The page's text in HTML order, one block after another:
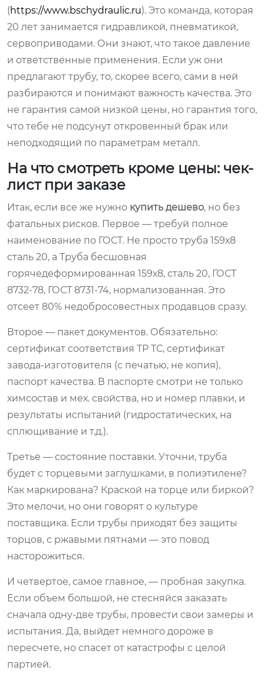
(https://www.bschydraulic.ru). Это команда, которая
20 лет занимается гидравликой, пневматикой,
сервоприводами. Они знают, что такое давление
и ответственные применения. Если уж они
предлагают трубу, то, скорее всего, сами в ней
разбираются и понимают важность качества. Это
не гарантия самой низкой цены, но гарантия того,
что тебе не подсунут откровенный брак или
неподходящий по параметрам металл.
На что смотреть кроме цены: чек-
лист при заказе
Итак, если все же нужно купить дешево, но без
фатальных рисков. Первое — требуй полное
наименование по ГОСТ. Не просто труба 159х8
сталь 20, а Труба бесшовная
горячедеформированная 159х8, сталь 20, ГОСТ
8732-78, ГОСТ 8731-74, нормализованная. Это
отсеет 80% недобросовестных продавцов сразу.
Второе — пакет документов. Обязательно:
сертификат соответствия ТР ТС, сертификат
завода-изготовителя (с печатью, не копия),
паспорт качества. В паспорте смотри не только
химсостав и мех. свойства, но и номер плавки, и
результаты испытаний (гидростатических, на
сплющивание и т.д.).
Третье — состояние поставки. Уточни, труба
будет с торцевыми заглушками, в полиэтилене?
Как маркирована? Краской на торце или биркой?
Это мелочи, но они говорят о культуре
поставщика. Если трубы приходят без защиты
торцов, с ржавыми пятнами — это повод
насторожиться.
И четвертое, самое главное, — пробная закупка.
Если объем большой, не стесняйся заказать
сначала одну-две трубы, провести свои замеры и
испытания. Да, выйдет немного дороже в
пересчете, но спасет от катастрофы с целой
партией.